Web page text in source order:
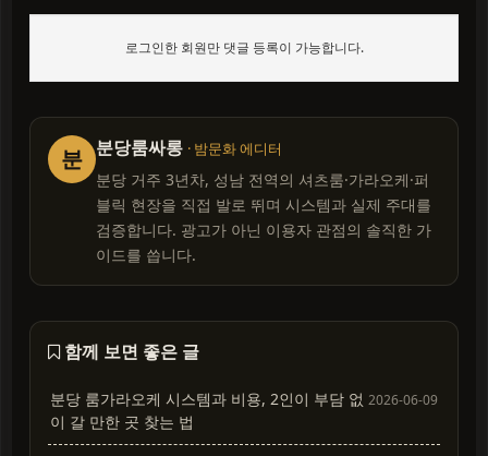
로그인한 회원만 댓글 등록이 가능합니다.
분 분당룸싸롱 · 밤문화 에디터
분당 거주 3년차, 성남 전역의 셔츠룸·가라오케·퍼
블릭 현장을 직접 발로 뛰며 시스템과 실제 주대를
검증합니다. 광고가 아닌 이용자 관점의 솔직한 가
이드를 씁니다.
함께 보면 좋은 글
분당 룸가라오케 시스템과 비용, 2인이 부담 없
이 갈 만한 곳 찾는 법
2026-06-09